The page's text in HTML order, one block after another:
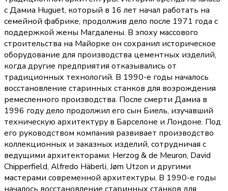
с Дамиа Huguet, который в 16 лет начал работать на
семейной фабрике, продолжив дело после 1971 года с
поддержкой жены Магдалены. В эпоху массового
строительства на Майорке он сохранил историческое
оборудование для производства цементных изделий,
когда другие предприятия отказывались от
традиционных технологий. В 1990-е годы началось
восстановление старинных станков для возрождения
ремесленного производства. После смерти Дамиа в
1996 году дело продолжил его сын Биель, изучавший
техническую архитектуру в Барселоне и Лондоне. Под
его руководством компания развивает производство
коллекционных и заказных изделий, сотрудничая с
ведущими архитекторами: Herzog & de Meuron, David
Chipperfield, Alfredo Häberli, Jørn Utzon и другими
мастерами современной архитектуры. В 1990-е годы